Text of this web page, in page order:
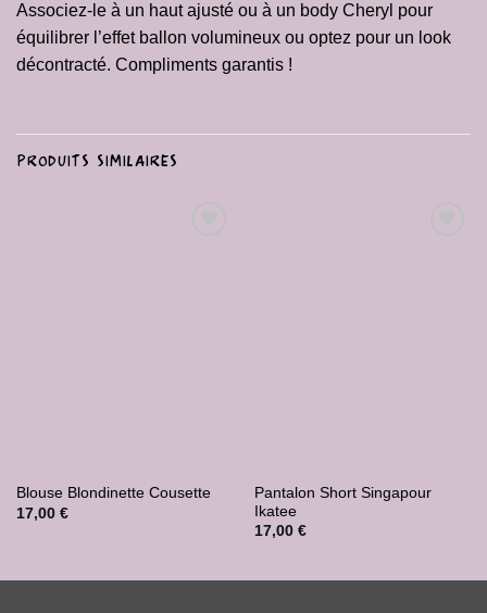
Associez-le à un haut ajusté ou à un body Cheryl pour
équilibrer l’effet ballon volumineux ou optez pour un look
décontracté. Compliments garantis !
PRODUITS SIMILAIRES
Blouse Blondinette Cousette
17,00 €
Pantalon Short Singapour
Ikatee
17,00 €